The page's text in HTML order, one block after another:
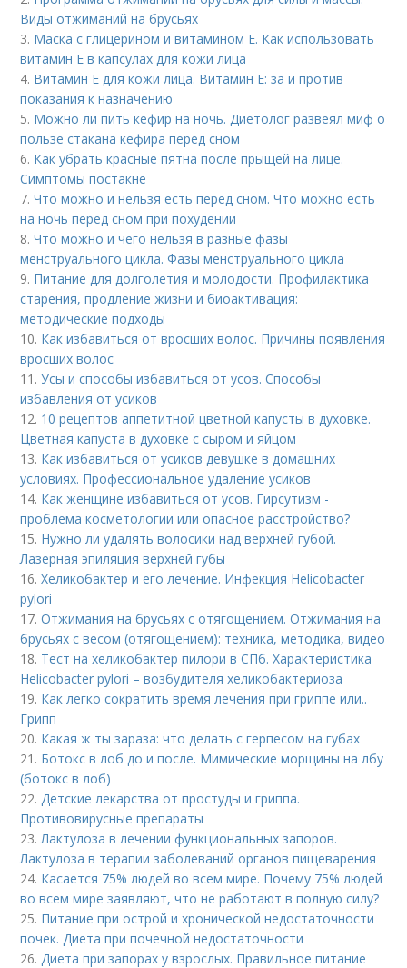
Виды отжиманий на брусьях
3. Маска с глицерином и витамином Е. Как использовать
витамин E в капсулах для кожи лица
4. Витамин E для кожи лица. Витамин Е: за и против
показания к назначению
5. Можно ли пить кефир на ночь. Диетолог развеял миф о
пользе стакана кефира перед сном
6. Как убрать красные пятна после прыщей на лице.
Симптомы постакне
7.Что можно и нельзя есть перед сном. Что можно есть
на ночь перед сном при похудении
8.Что можно и чего нельзя в разные фазы
менструального цикла. Фазы менструального цикла
9. Питание для долголетия и молодости. Профилактика
старения, продление жизни и биоактивация:
методические подходы
10. Как избавиться от вросших волос. Причины появления
вросших волос
11.Усы и способы избавиться от усов. Способы
избавления от усиков
12. 10 рецептов аппетитной цветной капусты в духовке.
Цветная капуста в духовке с сыром и яйцом
13. Как избавиться от усиков девушке в домашних
условиях. Профессиональное удаление усиков
14. Как женщине избавиться от усов. Гирсутизм -
проблема косметологии или опасное расстройство?
15. Нужно ли удалять волосики над верхней губой.
Лазерная эпиляция верхней губы
16.Хеликобактер и его лечение. Инфекция Helicobacter
pylori
17.Отжимания на брусьях с отягощением. Отжимания на
брусьях с весом (отягощением): техника, методика, видео
18. Тест на хеликобактер пилори в СПб. Характеристика
Helicobacter pylori – возбудителя хеликобактериоза
19. Как легко сократить время лечения при гриппе или..
Грипп
20. Какая ж ты зараза: что делать с герпесом на губах
21. Ботокс в лоб до и после. Мимические морщины на лбу
(ботокс в лоб)
22.Детские лекарства от простуды и гриппа.
Противовирусные препараты
23.Лактулоза в лечении функциональных запоров.
Лактулоза в терапии заболеваний органов пищеварения
24. Касается 75% людей во всем мире. Почему 75% людей
во всем мире заявляют, что не работают в полную силу?
25. Питание при острой и хронической недостаточности
почек. Диета при почечной недостаточности
26.Диета при запорах у взрослых. Правильное питание